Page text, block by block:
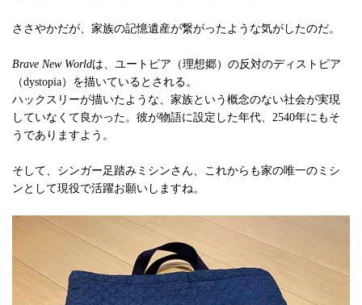
ささやかだが、家族の記憶遺産が繋がったような気がしたのだ。
Brave New Worldは、ユートピア（理想郷）の反対のディストピア
（dystopia）を描いているとされる。
ハックスリーが描いたような、家族という概念のない社会が実現
していなくて良かった。彼が物語に設定した年代、2540年にもそ
うでありますよう。
そして、シンガー足踏みミシンさん、これからも家の唯一のミシ
ンとして現役で活躍お願いしますね。